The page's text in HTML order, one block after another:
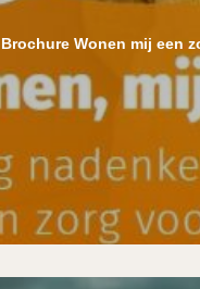
Brochure Wonen mij een